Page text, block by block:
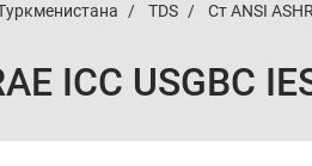
TDS Ст ANSI
ICC USGBC